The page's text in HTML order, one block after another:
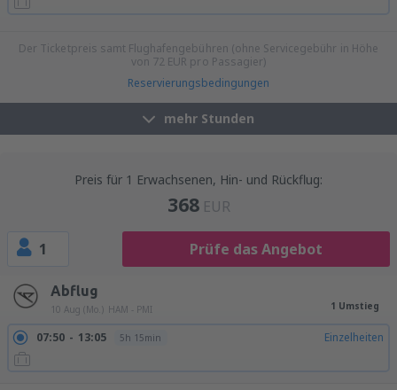
Der Ticketpreis samt Flughafengebühren (ohne Servicegebühr in Höhe
von 72 EUR pro Passagier)
Reservierungsbedingungen
mehr Stunden
Preis für 1 Erwachsenen, Hin- und Rückflug:
368 EUR
1 Prüfe das Angebot
Abflug
10 Aug (Mo.) HAM - PMI 1 Umstieg
07:50 13:05 5h 15min Einzelheiten